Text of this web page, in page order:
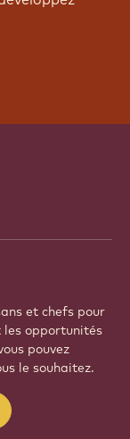
et chefs pour
les opportunités
pouvez
le souhaitez.